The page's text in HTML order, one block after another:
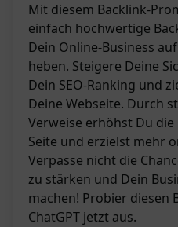
Mit diesem Backlink-
einfach hochwertige
Dein Online-Business
heben. Steigere Deine
Dein SEO-Ranking und
Deine Webseite. Durch
Verweise erhöhst Du
Seite und erzielst mehr
Verpasse nicht die
zu stärken und Dein
machen! Probier diesen
ChatGPT jetzt aus.